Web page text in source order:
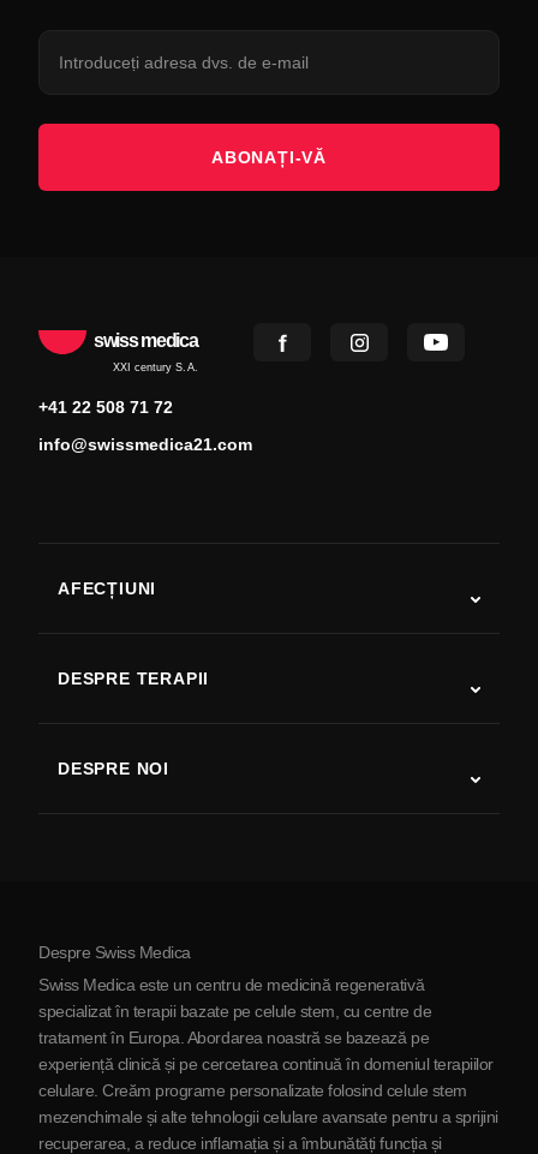
ABONAȚI-VĂ
swiss medica
XXI century S.A.
+41 22 508 71 72
info@swissmedica21.com
AFECȚIUNI
Boala Parkinson
Artrită
DESPRE TERAPII
DESPRE NOI
Despre Serbia
Parteneriat
Contactaţi-ne
Despre Swiss Medica
Swiss Medica este un centru de medicină regenerativă
specializat în terapii bazate pe celule stem, cu centre de
tratament în Europa. Abordarea noastră se bazează pe
experiență clinică și pe cercetarea continuă în domeniul terapiilor
celulare. Creăm programe personalizate folosind celule stem
mezenchimale și alte tehnologii celulare avansate pentru a sprijini
recuperarea, a reduce inflamația și a îmbunătăți funcția și